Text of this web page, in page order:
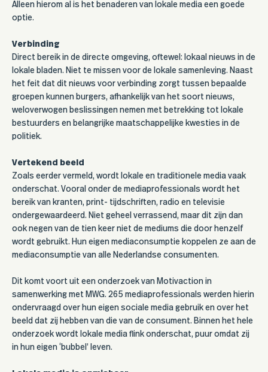
Alleen hierom al is het benaderen van lokale media een goede
optie.
Verbinding
Direct bereik in de directe omgeving, oftewel: lokaal nieuws in de
lokale bladen. Niet te missen voor de lokale samenleving. Naast
het feit dat dit nieuws voor verbinding zorgt tussen bepaalde
groepen kunnen burgers, afhankelijk van het soort nieuws,
weloverwogen beslissingen nemen met betrekking tot lokale
bestuurders en belangrijke maatschappelijke kwesties in de
politiek.
Vertekend beeld
Zoals eerder vermeld, wordt lokale en traditionele media vaak
onderschat. Vooral onder de mediaprofessionals wordt het
bereik van kranten, print- tijdschriften, radio en televisie
ondergewaardeerd. Niet geheel verrassend, maar dit zijn dan
ook negen van de tien keer niet de mediums die door henzelf
wordt gebruikt. Hun eigen mediaconsumptie koppelen ze aan de
mediaconsumptie van alle Nederlandse consumenten.
Dit komt voort uit een onderzoek van Motivaction in
samenwerking met MWG. 265 mediaprofessionals werden hierin
ondervraagd over hun eigen sociale media gebruik en over het
beeld dat zij hebben van die van de consument. Binnen het hele
onderzoek wordt lokale media flink onderschat, puur omdat zij
in hun eigen ‘bubbel’ leven.